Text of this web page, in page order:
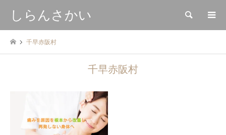
しらんさかい 検索
千早赤阪村
千早赤阪村